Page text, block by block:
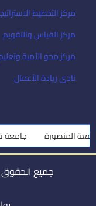
مركز التخطيط
مركز القياس والتقويم
مركز محو الأمية
نادى ريادة الأعمال
المنصورة جامعة
جميع الحقوق